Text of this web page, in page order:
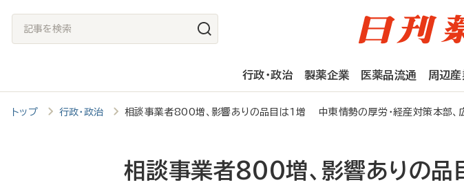
記
事
検
索
行政・政治 製薬企業 医薬品流通 周辺産
トップ 行政・政治 相談事業者800増、影響ありの品目は1増 中東情勢の厚労・経産対策本部、
相談事業者800増、影響ありの品